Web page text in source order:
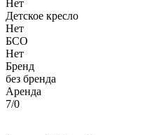
Нет
Детское кресло
Нет
БСО
Нет
Бренд
без бренда
Аренда
7/0